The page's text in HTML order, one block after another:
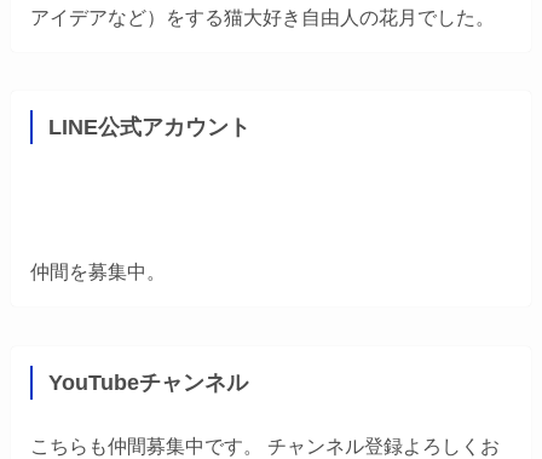
アイデアなど）をする猫大好き自由人の花月でした。
LINE公式アカウント
仲間を募集中。
YouTubeチャンネル
こちらも仲間募集中です。 チャンネル登録よろしくお